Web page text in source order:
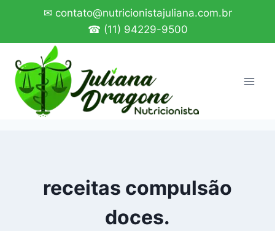
o
Conteúdo
✉ contato@nutricionistajuliana.com.br
☎ (11) 94229-9500
receitas compulsão
doces.